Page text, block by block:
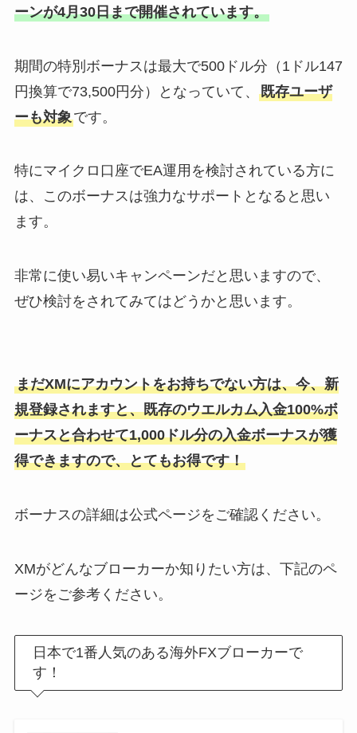
ーンが4月30日まで開催されています。
期間の特別ボーナスは最大で500ドル分（1ドル147
円換算で73,500円分）となっていて、 既存ユーザ
ーも対象です。
特にマイクロ口座でEA運用を検討されている方に
は、このボーナスは強力なサポートとなると思い
ます。
非常に使い易いキャンペーンだと思いますので、
ぜひ検討をされてみてはどうかと思います。
まだXMにアカウントをお持ちでない方は、今、新
規登録されますと、既存のウエルカム入金100%ボ
ーナスと合わせて1,000ドル分の入金ボーナスが獲
得できますので、とてもお得です！
ボーナスの詳細は公式ページをご確認ください。
XMがどんなブローカーか知りたい方は、下記のペ
ージをご参考ください。
日本で1番人気のある海外FXブローカーで
す！